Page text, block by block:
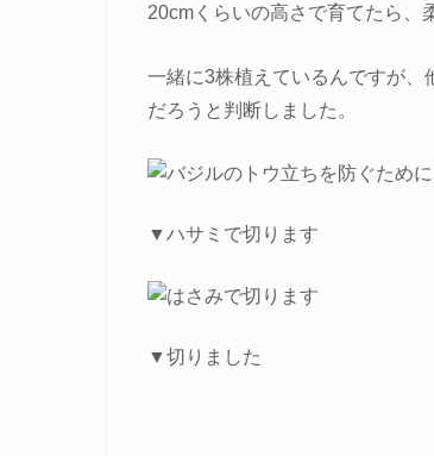
20cmくらいの高さで育てたら、
一緒に3株植えているんですが
だろうと判断しました。
▼ハサミで切ります
▼切りました